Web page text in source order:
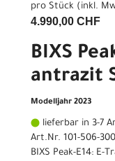
pro Stück (inkl.
4.990,00 CHF
BIXS
antrazit
Modelljahr 2023
lieferbar in 3-7
Art.Nr. 101-506-
BIXS Peak-E14: E-